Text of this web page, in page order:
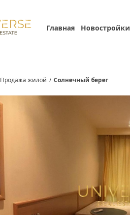
Главная Новостройки
Продажа жилой / Солнечный берег